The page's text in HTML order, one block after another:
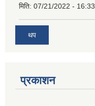
मिति: 07/21/2022 - 16:33
थप
प्रकाशन